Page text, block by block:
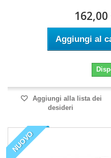
162,00
Aggiungi al
Aggiungi alla lista dei
desideri
NUOVO